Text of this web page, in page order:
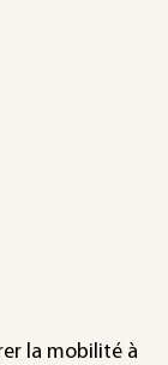
la mobilité à